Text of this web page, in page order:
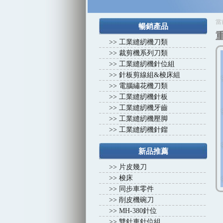
暢銷產品
>> 工業縫紉機刀類
>> 裁剪機系列刀類
>> 工業縫紉機針位組
>> 針板剪線組&梭床組
>> 電腦繡花機刀類
>> 工業縫紉機針板
>> 工業縫紉機牙齒
>> 工業縫紉機壓脚
>> 工業縫紉機針鎦
新品推薦
>> 片皮幾刀
>> 梭床
>> 同步車零件
>> 削皮機碗刀
>> MH-380針位
當